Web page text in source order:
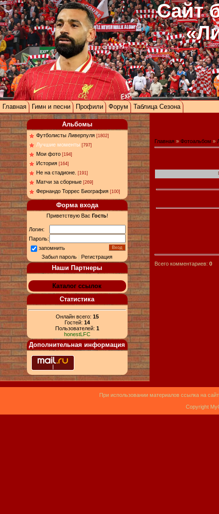
Сайт
Главная Гимн и песни Профили Форум Таблица Сезона
Альбомы
Футболисты Ливерпуля [1802]
Лучшие моменты [797]
Мои фото [194]
История [164]
Не на стадионе. [191]
Матчи за сборные [269]
Фернандо Торрес Биография [100]
Форма входа
Приветствую Вас Гость!
Логин:
Пароль:
запомнить
Забыл пароль |Регистрация
Наши Партнеры
Каталог ссылок
Статистика
Онлайн всего: 15
Гостей: 14
Пользователей: 1
honestLFC
Дополнительная информация
Главная » Фотоальбом »
Всего комментариев: 0
При использовании материалов ссылка на
Copyright